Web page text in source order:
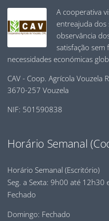
A cooperativa
entreajuda dos
observância
satisfação sem
necessidades económicas
CAV - Coop. Agrícola Vouzela
3670-257 Vouzela
NIF: 501590838
Horário Semanal
Horário Semanal (Escritório)
Seg. a Sexta: 9h00 até
Fechado
Domingo: Fechado